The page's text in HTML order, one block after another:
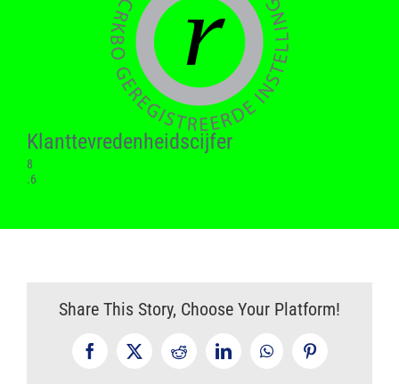
Klant­tevreden­heids­cijfer
8
.6
Share This Story, Choose Your Platform!
Facebook
X RedditLinkedInWhatsAppPinterest